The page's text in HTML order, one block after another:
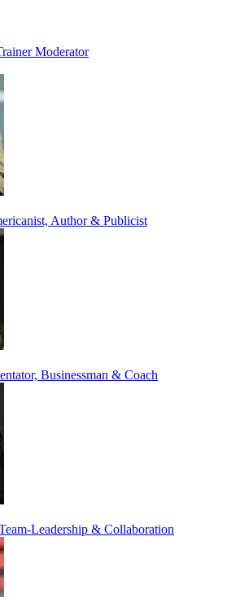
Moderator
Author & Publicist
Businessman & Coach
Leadership & Collaboration